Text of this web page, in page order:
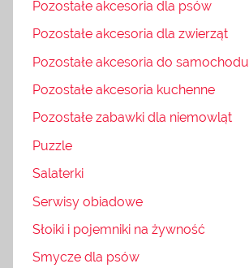
Pozostałe akcesoria dla psów
Pozostałe akcesoria dla zwierząt
Pozostałe akcesoria do samochodu
Pozostałe akcesoria kuchenne
Pozostałe zabawki dla niemowląt
Puzzle
Salaterki
Serwisy obiadowe
Słoiki i pojemniki na żywność
Smycze dla psów